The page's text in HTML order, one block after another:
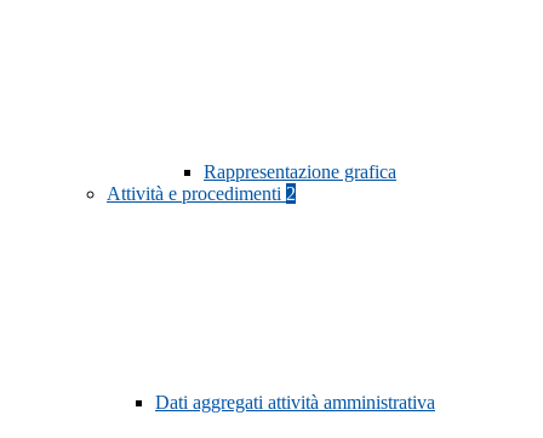
Rappresentazione grafica
Attività e procedimenti 2
Dati aggregati attività amministrativa